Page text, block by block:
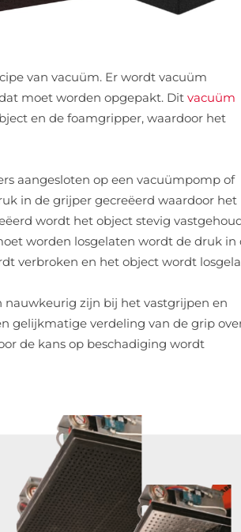
van vacuüm. Er wordt vacuüm
moet worden opgepakt. Dit vacuüm
en de foamgripper, waardoor het
aangesloten op een vacuümpomp of
in de grijper gecreëerd waardoor het
wordt het object stevig
worden losgelaten wordt de druk in
verbroken en het object wordt
zijn bij het vastgrijpen en
gelijkmatige verdeling van de grip
de kans op beschadiging wordt